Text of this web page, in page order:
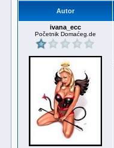
Autor
ivana_ecc
Početnik Domaćeg.de